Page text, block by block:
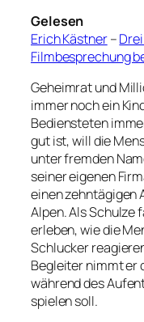
Gelesen
Erich Kästner–
Filmbesprechung
Geheimrat und
immer noch ein
Bediensteten
gut ist, will die
unter fremden
seiner eigenen
einen zehntägigen
Alpen. Als Schulze
erleben, wie die
Schlucker
Begleiter nimmt er
während des
spielen soll.